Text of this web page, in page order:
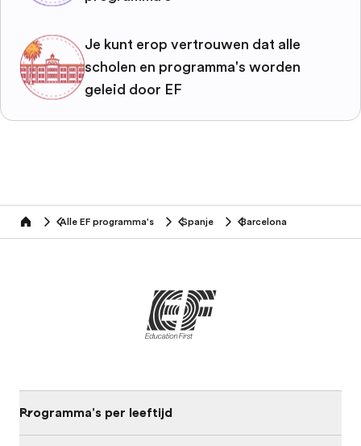
Je kunt erop vertrouwen dat alle
scholen en programma's worden
geleid door EF
home Alle EF programma's Spanje Barcelona
Programma's per leeftijd